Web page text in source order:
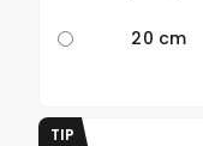
20 cm
TIP